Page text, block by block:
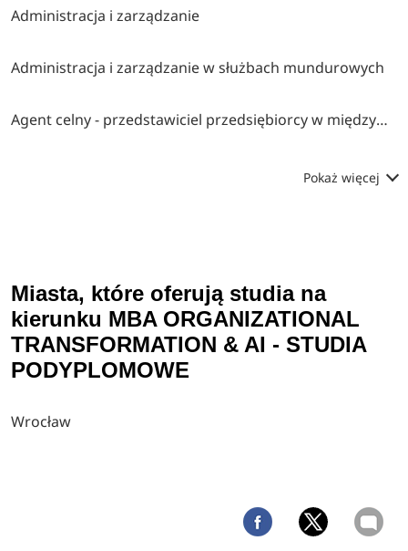
Administracja i zarządzanie
Administracja i zarządzanie w służbach mundurowych
Agent celny - przedstawiciel przedsiębiorcy w międzynarodowym obrocie towarowym
Pokaż więcej
Miasta, które oferują studia na
kierunku MBA ORGANIZATIONAL
TRANSFORMATION & AI - STUDIA
PODYPLOMOWE
Wrocław